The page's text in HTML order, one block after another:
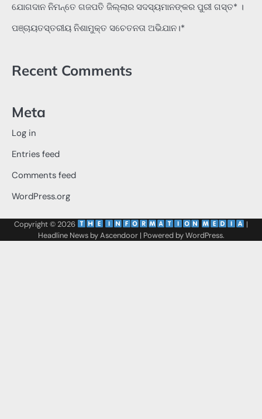
ଯୋଗଦାନ ନିମନ୍ତେ ଗଜପତି ଜିଲ୍ଲାର ସଦସ୍ୟମାନଙ୍କର ପୁରୀ ଗସ୍ତ* ।
ପଞ୍ଚାୟତସ୍ତରୀୟ ନିଶାମୁକ୍ତ ସଚେତନତା ଅଭିଯାନ।*
Recent Comments
Meta
Log in
Entries feed
Comments feed
WordPress.org
Copyright © 2026
|
Headline News byAscendoor| Powered byWordPress.